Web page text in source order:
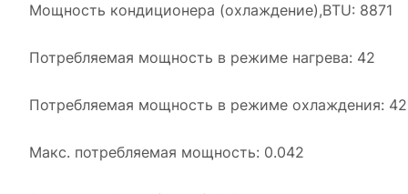
Мощность кондиционера (охлаждение),BTU: 8871
Потребляемая мощность в режиме нагрева: 42
Потребляемая мощность в режиме охлаждения: 42
Макс. потребляемая мощность: 0.042